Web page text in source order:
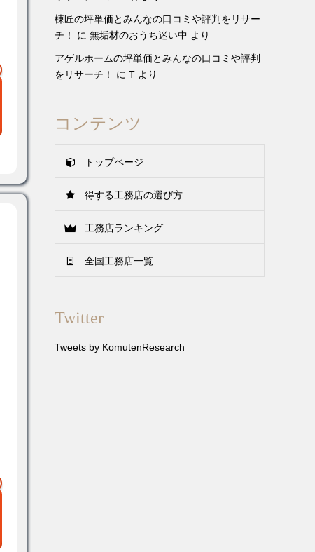
棟匠の坪単価とみんなの口コミや評判をリサー
チ！
に 無垢材のおうち迷い中 より
アゲルホームの坪単価とみんなの口コミや評判
をリサーチ！
に T より
コンテンツ
トップページ
得する工務店の選び方
工務店ランキング
全国工務店一覧
Twitter
Tweets by KomutenResearch